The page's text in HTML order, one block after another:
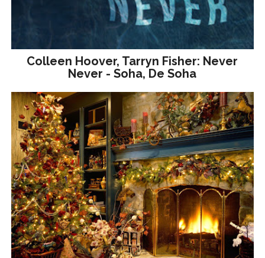
Colleen Hoover, Tarryn Fisher: Never
Never - Soha, De Soha